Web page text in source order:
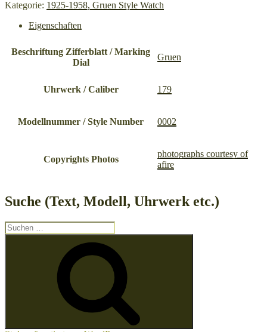
Kategorie: 1925-1958, Gruen Style Watch
Eigenschaften
Beschriftung Zifferblatt / Marking
Dial
Gruen
Uhrwerk / Caliber 179
Modellnummer / Style Number 0002
Copyrights Photos
photographs courtesy of
afire
Suche (Text, Modell, Uhrwerk etc.)
Suche
nach: